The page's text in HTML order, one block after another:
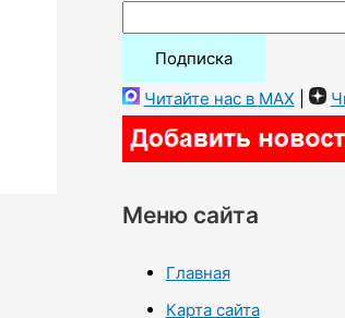
Читайте нас в MAX
Меню сайта
Главная
Карта сайта